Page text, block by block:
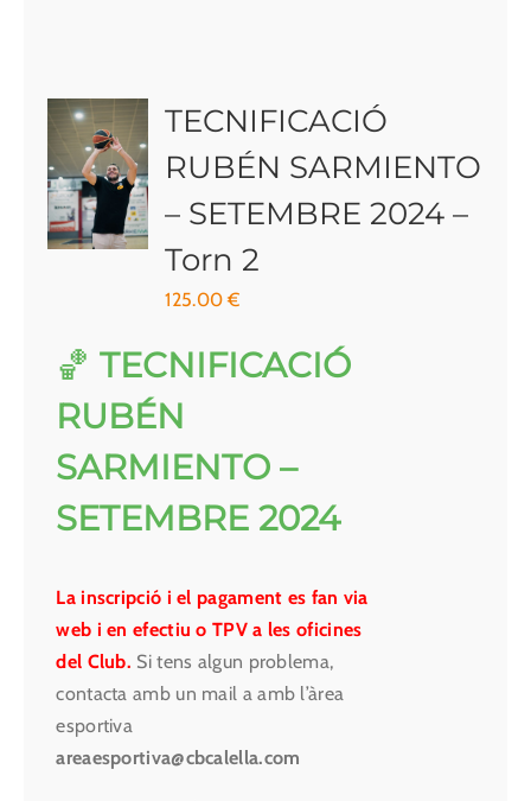
TECNIFICACIÓ
RUBÉN SARMIENTO
– SETEMBRE 2024 –
Torn 2
125.00€
🏀TECNIFICACIÓ
RUBÉN
SARMIENTO –
SETEMBRE 2024
La inscripció i el pagament es fan via
web i en efectiu o TPV a les oficines
del Club. Si tens algun problema,
contacta amb un mail a amb l’àrea
esportiva
areaesportiva@cbcalella.com